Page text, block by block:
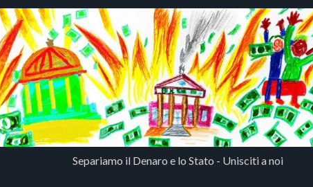
Separiamo il Denaro e lo Stato - Unisciti a noi